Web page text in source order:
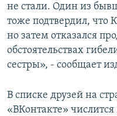
не стали. Один из
тоже подтвердил, что
но затем отказался
обстоятельствах
сестры», - сообщает
В списке друзей на
«ВКонтакте»